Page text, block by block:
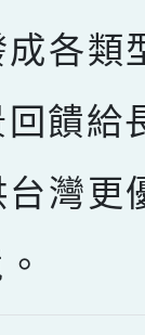
成各類
饋給
灣更